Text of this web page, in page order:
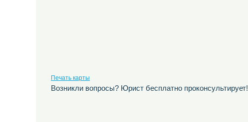
Печать карты
Возникли вопросы? Юрист бесплатно проконсультирует!